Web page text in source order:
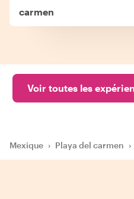
carmen
Voir toutes les
Mexique › Playa del carmen ›